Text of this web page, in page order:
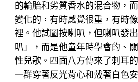
的輪胎和劣質香水的混合物，
變化的，有時感覺很重，有時
裡。他試圖按喇叭，但喇叭發
叭」，而是他童年時學會的、
性兒歌。四面八方傳來了刺耳
一群穿著反光背心和戴著白色